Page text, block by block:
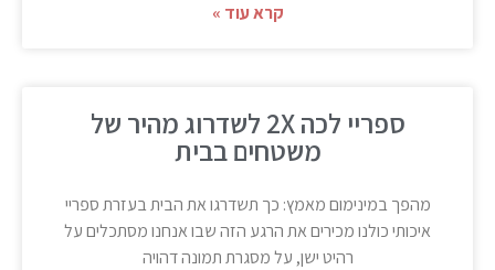
קרא עוד »
ספריי לכה 2X לשדרוג מהיר של
משטחים בבית
מהפך במינימום מאמץ: כך תשדרגו את הבית בעזרת ספריי
איכותי כולנו מכירים את הרגע הזה שבו אנחנו מסתכלים על
רהיט ישן, על מסגרת תמונה דהויה